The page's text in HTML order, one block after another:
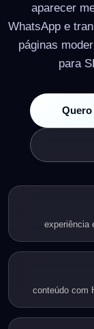
aparecer
WhatsApp e
páginas
para
experiência
conteúdo com